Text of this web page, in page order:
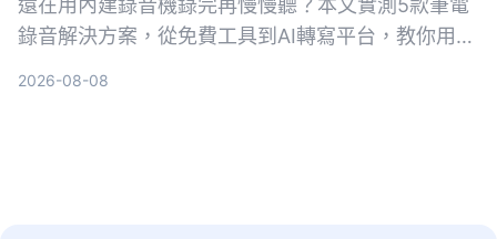
還在用內建錄音機錄完再慢慢聽？本文實測5款筆電
錄音解決方案，從免費工具到AI轉寫平台，教你用對
2026-08-08